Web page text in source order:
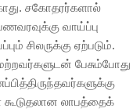
சகோதரர்களால்
வாய்ப்பு
சிலருக்கு ஏற்படும்.
பேசும்போது
கூடுதலான லாபத்தைக்